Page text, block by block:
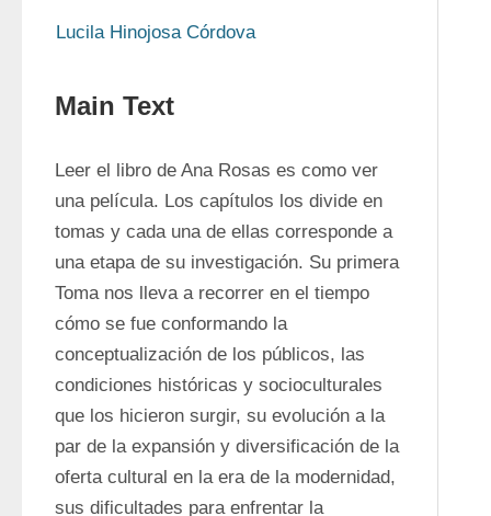
Lucila Hinojosa Córdova
Main Text
Leer el libro de Ana Rosas es como ver
una película. Los capítulos los divide en
tomas y cada una de ellas corresponde a
una etapa de su investigación. Su primera
Toma nos lleva a recorrer en el tiempo
cómo se fue conformando la
conceptualización de los públicos, las
condiciones históricas y socioculturales
que los hicieron surgir, su evolución a la
par de la expansión y diversificación de la
oferta cultural en la era de la modernidad,
sus dificultades para enfrentar la